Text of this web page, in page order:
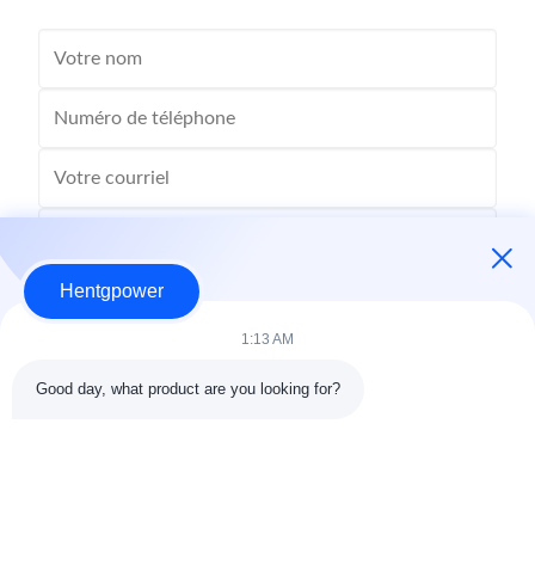
Hentgpower
1:13 AM
Good day, what product are you looking for?